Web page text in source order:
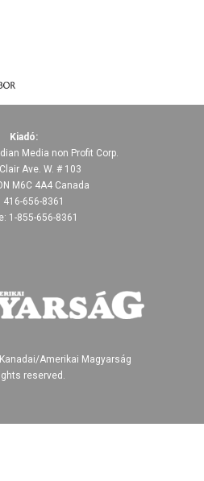
Kiadó:
Media non Profit Corp.
Ave. W. # 103
M6C 4A4 Canada
416-656-8361
1-855-656-8361
Amerikai Magyarság
reserved.